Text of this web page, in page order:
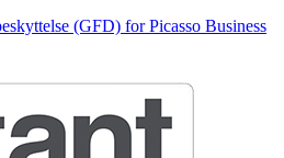
(GFD) for Picasso Business